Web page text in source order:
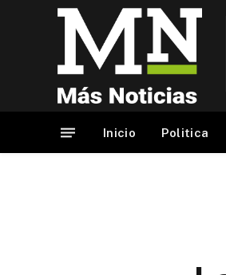
Inicio Politica